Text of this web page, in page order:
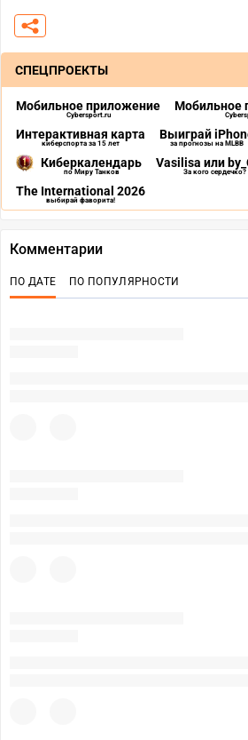
СПЕЦПРОЕКТЫ
Мобильное приложение
Cybersport.ru
Мобильное
Интерактивная карта
киберспорта за 15 лет
Выиграй
за прогнозы на MLBB
Киберкалендарь
по Миру Танков
Vasilisa или
За кого сердечко?
The International 2026
выбирай фаворита!
Комментарии
ПО ДАТЕ ПО ПОПУЛЯРНОСТИ